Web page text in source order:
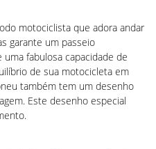
motociclista que adora andar
garante um passeio
fabulosa capacidade de
de sua motocicleta em
também tem um desenho
Este desenho especial